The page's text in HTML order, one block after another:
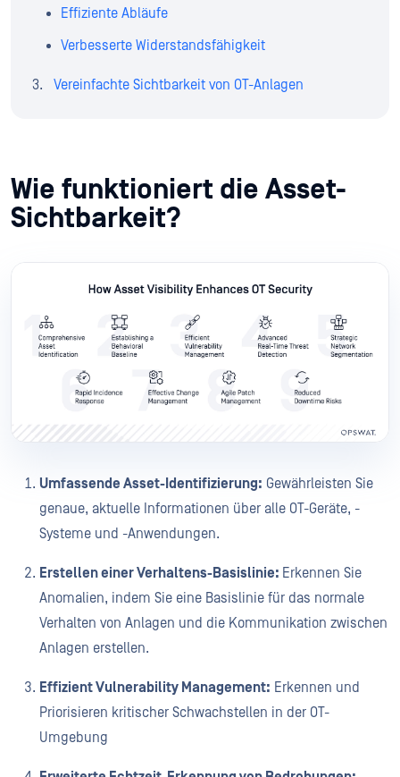
Effiziente Abläufe
Verbesserte Widerstandsfähigkeit
Vereinfachte Sichtbarkeit von OT-Anlagen
Wie funktioniert die Asset-
Sichtbarkeit?
Umfassende Asset-Identifizierung: Gewährleisten Sie
genaue, aktuelle Informationen über alle OT-Geräte, -
Systeme und -Anwendungen.
Erstellen einer Verhaltens-Basislinie: Erkennen Sie
Anomalien, indem Sie eine Basislinie für das normale
Verhalten von Anlagen und die Kommunikation zwischen
Anlagen erstellen.
Effizient Vulnerability Management: Erkennen und
Priorisieren kritischer Schwachstellen in der OT-
Umgebung